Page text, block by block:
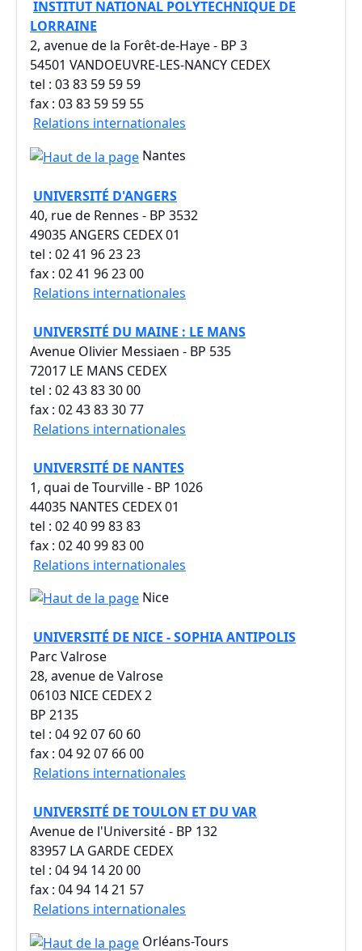
INSTITUT NATIONAL POLYTECHNIQUE DE
LORRAINE
2, avenue de la Forêt-de-Haye - BP 3
54501 VANDOEUVRE-LES-NANCY CEDEX
tel : 03 83 59 59 59
fax : 03 83 59 59 55
Relations internationales
Nantes
UNIVERSITÉ D'ANGERS
40, rue de Rennes - BP 3532
49035 ANGERS CEDEX 01
tel : 02 41 96 23 23
fax : 02 41 96 23 00
Relations internationales
UNIVERSITÉ DU MAINE : LE MANS
Avenue Olivier Messiaen - BP 535
72017 LE MANS CEDEX
tel : 02 43 83 30 00
fax : 02 43 83 30 77
Relations internationales
UNIVERSITÉ DE NANTES
1, quai de Tourville - BP 1026
44035 NANTES CEDEX 01
tel : 02 40 99 83 83
fax : 02 40 99 83 00
Relations internationales
Nice
UNIVERSITÉ DE NICE - SOPHIA ANTIPOLIS
Parc Valrose
28, avenue de Valrose
06103 NICE CEDEX 2
BP 2135
tel : 04 92 07 60 60
fax : 04 92 07 66 00
Relations internationales
UNIVERSITÉ DE TOULON ET DU VAR
Avenue de l'Université - BP 132
83957 LA GARDE CEDEX
tel : 04 94 14 20 00
fax : 04 94 14 21 57
Relations internationales
Orléans-Tours